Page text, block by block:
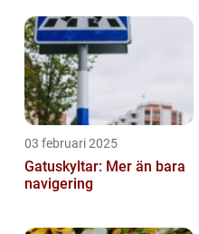
03 februari 2025
Gatuskyltar: Mer än bara
navigering